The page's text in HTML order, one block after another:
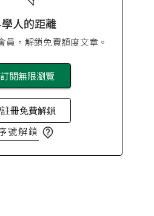
人的距離
員，解鎖免費額度文章。
閱無限瀏覽
冊免費解鎖
號解鎖